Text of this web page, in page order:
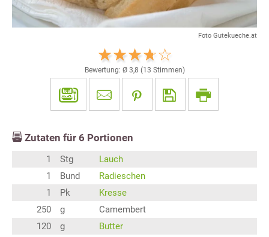
Foto Gutekueche.at
Bewertung: Ø 3,8 (13 Stimmen)
Zutaten für 6 Portionen
1 Stg
Lauch
1
Bund
Radieschen
1
Pk
Kresse
250
g
Camembert
120
g
Butter